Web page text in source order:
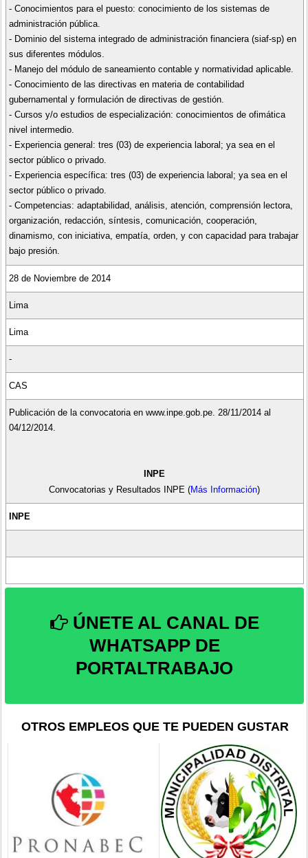
- Conocimientos para el puesto: conocimiento de los sistemas de
administración pública.
- Dominio del sistema integrado de administración financiera (siaf-sp) en
sus diferentes módulos.
- Manejo del módulo de saneamiento contable y normatividad aplicable.
- Conocimiento de las directivas en materia de contabilidad
gubernamental y formulación de directivas de gestión.
- Cursos y/o estudios de especialización: conocimientos de ofimática
nivel intermedio.
- Experiencia general: tres (03) de experiencia laboral; ya sea en el
sector público o privado.
- Experiencia específica: tres (03) de experiencia laboral; ya sea en el
sector público o privado.
- Competencias: adaptabilidad, análisis, atención, comprensión lectora,
organización, redacción, síntesis, comunicación, cooperación,
dinamismo, con iniciativa, empatía, orden, y con capacidad para trabajar
bajo presión.
28 de Noviembre de 2014
Lima
Lima
-
CAS
Publicación de la convocatoria en www.inpe.gob.pe. 28/11/2014 al
04/12/2014.
INPE
Convocatorias y Resultados INPE (Más Información)
INPE
ÚNETE AL CANAL DE
WHATSAPP DE
PORTALTRABAJO
OTROS EMPLEOS QUE TE PUEDEN GUSTAR